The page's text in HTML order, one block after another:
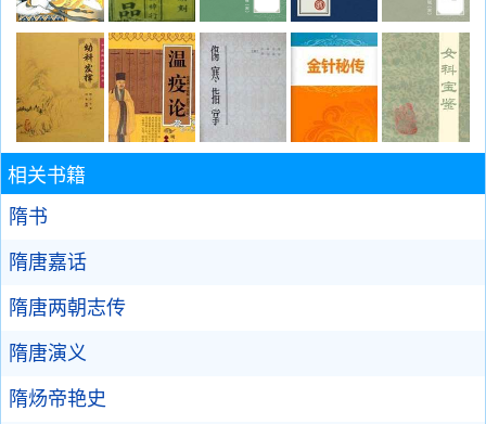
相关书籍
隋书
隋唐嘉话
隋唐两朝志传
隋唐演义
隋炀帝艳史